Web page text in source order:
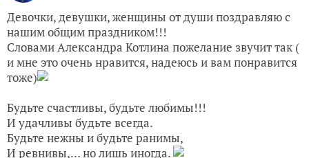
Девочки, девушки, женщины от души поздравляю с
нашим общим праздником!!!
Словами Александра Котлина пожелание звучит так (
и мне это очень нравится, надеюсь и вам понравится
тоже)
Будьте счастливы, будьте любимы!!!
И удачливы будьте всегда.
Будьте нежны и будьте ранимы,
И ревнивы,… но лишь иногда.